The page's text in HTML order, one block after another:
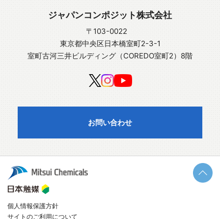
ジャパンコンポジット株式会社
〒103-0022
東京都中央区日本橋室町2-3-1
室町古河三井ビルディング（COREDO室町2）8階
お問い合わせ
個人情報保護方針
サイトのご利用について